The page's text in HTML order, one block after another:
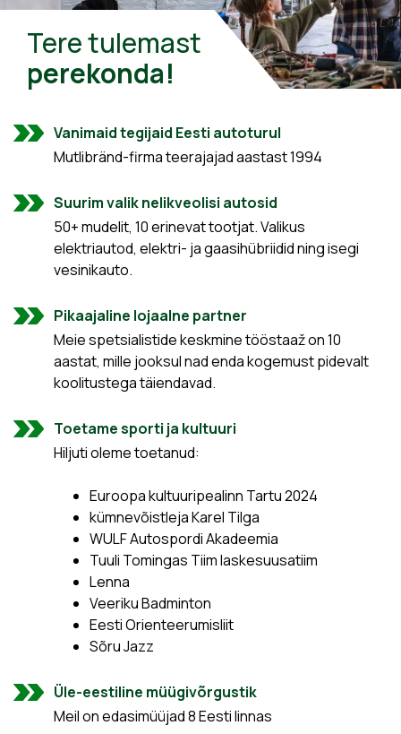
Tere tulemast
perekonda!
Vanimaid tegijaid Eesti autoturul
Mutlibränd-firma teerajajad aastast 1994
Suurim valik nelikveolisi autosid
50+ mudelit, 10 erinevat tootjat. Valikus
elektriautod, elektri- ja gaasihübriidid ning isegi
vesinikauto.
Pikaajaline lojaalne partner
Meie spetsialistide keskmine tööstaaž on 10
aastat, mille jooksul nad enda kogemust pidevalt
koolitustega täiendavad.
Toetame sporti ja kultuuri
Hiljuti oleme toetanud:
Euroopa kultuuripealinn Tartu 2024
kümnevõistleja Karel Tilga
WULF Autospordi Akadeemia
Tuuli Tomingas Tiim laskesuusatiim
Lenna
Veeriku Badminton
Eesti Orienteerumisliit
Sõru Jazz
Üle-eestiline müügivõrgustik
Meil on edasimüüjad 8 Eesti linnas